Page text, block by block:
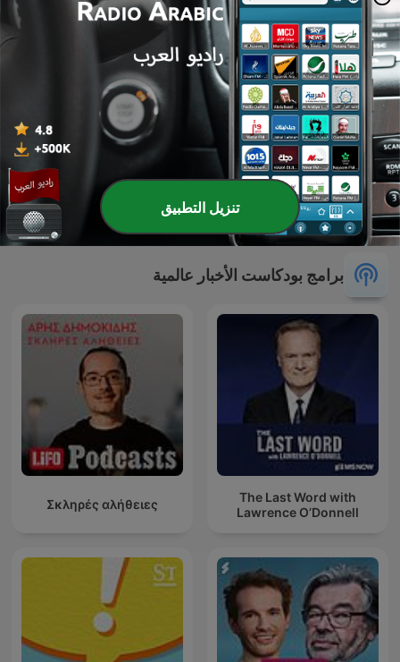
Kecy a politika
L'œil de Philippe
Caverivière
برامج بودكاست الأخبار عالمية
The Last Word with
Lawrence O’Donnell
Σκληρές αλήθειες
تنزيل التطبيق